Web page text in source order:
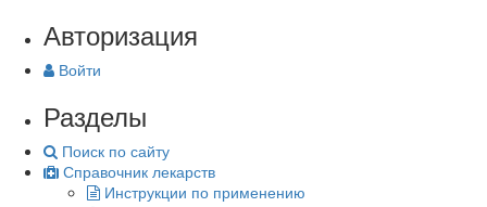
Авторизация
Войти
Разделы
Поиск по сайту
Справочник лекарств
Инструкции по применению